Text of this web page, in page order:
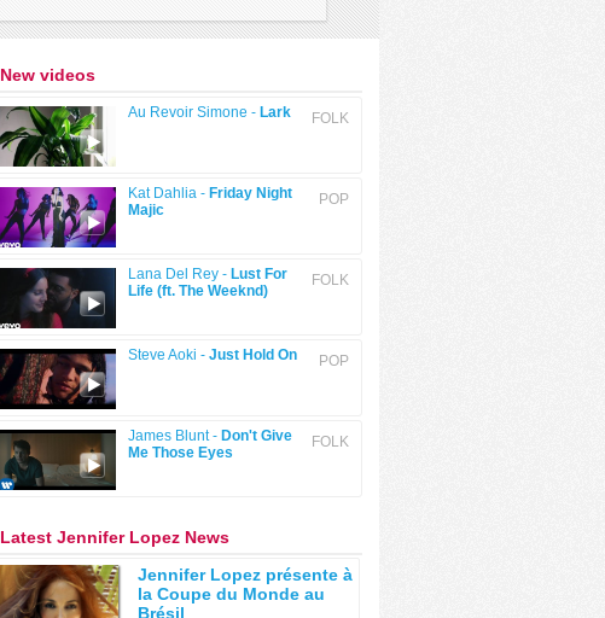
New videos
FOLK
Au Revoir Simone - Lark
POP
Kat Dahlia - Friday Night
Majic
FOLK
Lana Del Rey - Lust For
Life (ft. The Weeknd)
POP
Steve Aoki - Just Hold On
FOLK
James Blunt - Don't Give
Me Those Eyes
Latest Jennifer Lopez News
Jennifer Lopez présente à
la Coupe du Monde au
Brésil